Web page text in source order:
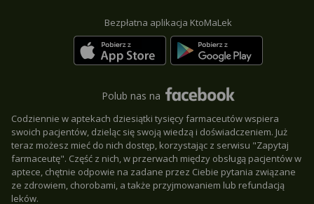
Bezpłatna aplikacja KtoMaLek
Polub nas na
Codziennie w aptekach dziesiątki tysięcy farmaceutów wspiera
swoich pacjentów, dzieląc się swoją wiedzą i doświadczeniem. Już
teraz możesz mieć do nich dostęp, korzystając z serwisu "Zapytaj
farmaceutę". Część z nich, w przerwach między obsługą pacjentów w
aptece, chętnie odpowie na zadane przez Ciebie pytania związane
ze zdrowiem, chorobami, a także przyjmowaniem lub refundacją
leków.